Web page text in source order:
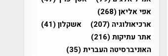
אפי אליאן(268)
ארכיאולוגיה (207) אשקלון(41)
אתר עתיקות(216)
האוניברסיטה העברית(35)